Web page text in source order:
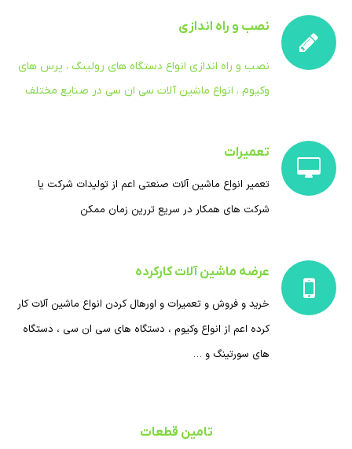
نصب و راه اندازی
نصب و راه اندازی انواع دستگاه های رولینگ ، پرس های
وکیوم ، انواع ماشین آلات سی ان سی در صنایع مختلف
تعمیرات
تعمیر انواع ماشین آلات صنعتی اعم از تولیدات شرکت یا
شرکت های همکار در سریع تررین زمان ممکن
عرضه ماشین آلات کارکرده
خرید و فروش و تعمیرات و اورهال کردن انواع ماشین آلات کار
کرده اعم از انواع وکیوم ، دستگاه های سی ان سی ، دستگاه
های سورتینگ و …
تامین قطعات